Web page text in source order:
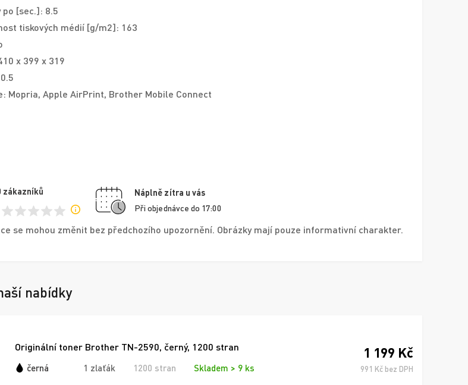
[sec.]: 8.5
tiskových médií [g/m2]: 163
x 399 x 319
Mopria, Apple AirPrint, Brother Mobile Connect
zákazníků
Náplně zítra u vás
Při objednávce do 17:00
se mohou změnit bez předchozího upozornění. Obrázky mají pouze informativní charakter.
nabídky
Originální toner Brother TN-2590, černý, 1200 stran
černá 1 zlaťák 1200 stran Skladem > 9 ks
1 199 Kč
991 Kč bez DPH